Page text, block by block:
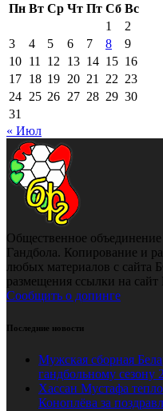
Пн Вт Ср Чт Пт Сб Вс
1
2
3
4 5 6 7 8
9
10 11 12 13 14 15 16
17 18 19 20 21 22 23
24 25 26 27 28 29 30
31
« Июл
Общественное
Гандбола. Копирование и
любых материалов с сайта
размещения ссылки на
Сообщить о допинге
Последние новости
Мужская сборная
гандбольному сезону
Хассан Мустафа
Коноплёва за